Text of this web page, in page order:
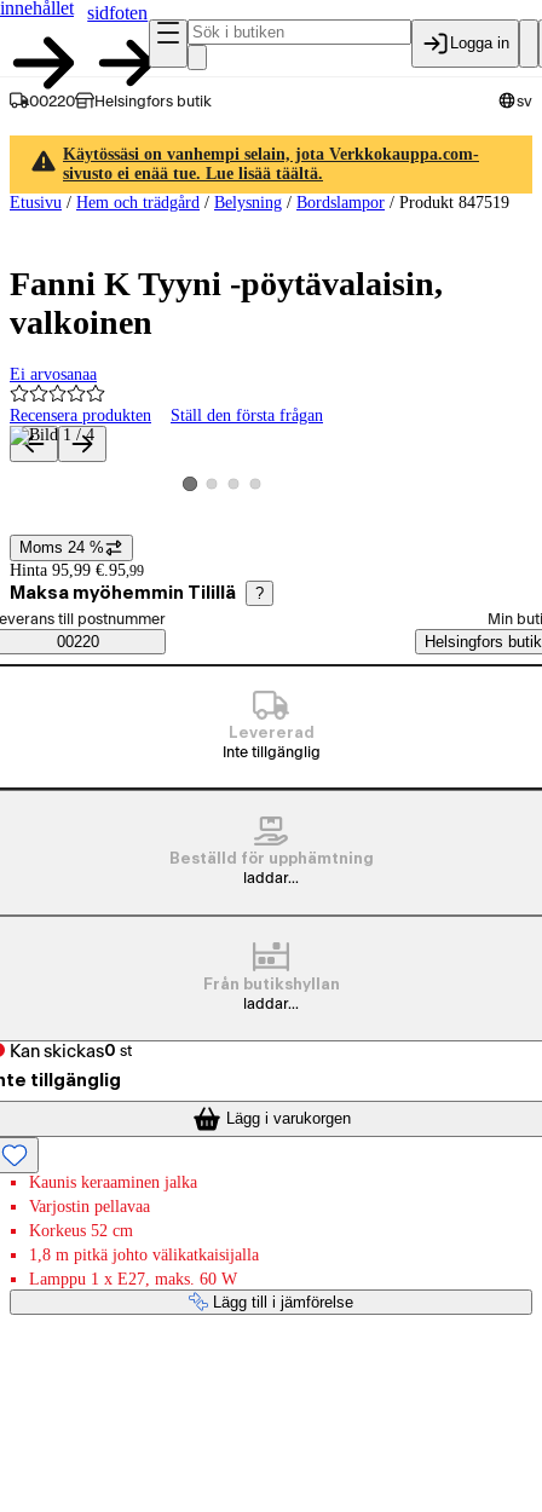
innehållet
sidfoten
Logga in
00220 Helsingfors butik sv
Käytössäsi on vanhempi selain, jota Verkkokauppa.com-
sivusto ei enää tue. Lue lisää täältä.
Etusivu / Hem och trädgård / Belysning / Bordslampor / Produkt 847519
Fanni K Tyyni -pöytävalaisin,
valkoinen
Ei arvosanaa
Recensera produkten Ställ den första frågan
Produktbilder och videor
Visa produktbild 1
Visa produktbild 2
Visa produktbild 3
Visa produktbild 4
Prisinformation
Moms 24 %
Hinta 95,99 €. 95,99
Maksa myöhemmin Tilillä ?
Saatavuustiedot
beställningssätt
till postnummer
00220
Min
Helsingfors butik
Levererad
Inte tillgänglig
Beställd för upphämtning
laddar...
Från butikshyllan
laddar...
Kan skickas0 st
tillgänglig
Lägg i varukorgen
Kaunis keraaminen jalka
Varjostin pellavaa
Korkeus 52 cm
1,8 m pitkä johto välikatkaisijalla
Lamppu 1 x E27, maks. 60 W
Lägg till i jämförelse